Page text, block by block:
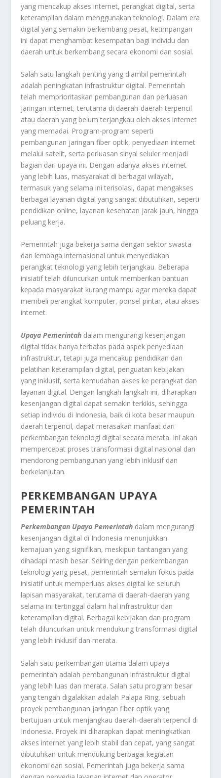
yang mencakup akses internet, perangkat digital, serta
keterampilan dalam menggunakan teknologi. Dalam era
digital yang semakin berkembang pesat, ketimpangan
ini dapat menghambat kesempatan bagi individu dan
daerah untuk berkembang secara ekonomi dan sosial.
Salah satu langkah penting yang diambil pemerintah
adalah peningkatan infrastruktur digital. Pemerintah
telah memprioritaskan pembangunan dan perluasan
jaringan internet, terutama di daerah-daerah terpencil
atau daerah yang belum terjangkau oleh akses internet
yang memadai. Program-program seperti
pembangunan jaringan fiber optik, penyediaan internet
melalui satelit, serta perluasan sinyal seluler menjadi
bagian dari upaya ini. Dengan adanya akses internet
yang lebih luas, masyarakat di berbagai wilayah,
termasuk yang selama ini terisolasi, dapat mengakses
berbagai layanan digital yang sangat dibutuhkan, seperti
pendidikan online, layanan kesehatan jarak jauh, hingga
peluang kerja.
Pemerintah juga bekerja sama dengan sektor swasta
dan lembaga internasional untuk menyediakan
perangkat teknologi yang lebih terjangkau. Beberapa
inisiatif telah diluncurkan untuk memberikan bantuan
kepada masyarakat kurang mampu agar mereka dapat
membeli perangkat komputer, ponsel pintar, atau akses
internet.
Upaya Pemerintah dalam mengurangi kesenjangan
digital tidak hanya terbatas pada aspek penyediaan
infrastruktur, tetapi juga mencakup pendidikan dan
pelatihan keterampilan digital, penguatan kebijakan
yang inklusif, serta kemudahan akses ke perangkat dan
layanan digital. Dengan langkah-langkah ini, diharapkan
kesenjangan digital dapat semakin terkikis, sehingga
setiap individu di Indonesia, baik di kota besar maupun
daerah terpencil, dapat merasakan manfaat dari
perkembangan teknologi digital secara merata. Ini akan
mempercepat proses transformasi digital nasional dan
mendorong pembangunan yang lebih inklusif dan
berkelanjutan.
PERKEMBANGAN UPAYA
PEMERINTAH
Perkembangan Upaya Pemerintah dalam mengurangi
kesenjangan digital di Indonesia menunjukkan
kemajuan yang signifikan, meskipun tantangan yang
dihadapi masih besar. Seiring dengan perkembangan
teknologi yang pesat, pemerintah semakin fokus pada
inisiatif untuk memperluas akses digital ke seluruh
lapisan masyarakat, terutama di daerah-daerah yang
selama ini tertinggal dalam hal infrastruktur dan
keterampilan digital. Berbagai kebijakan dan program
telah diluncurkan untuk mendukung transformasi digital
yang lebih inklusif dan merata.
Salah satu perkembangan utama dalam upaya
pemerintah adalah pembangunan infrastruktur digital
yang lebih luas dan merata. Salah satu program besar
yang tengah digalakkan adalah Palapa Ring, sebuah
proyek pembangunan jaringan fiber optik yang
bertujuan untuk menjangkau daerah-daerah terpencil di
Indonesia. Proyek ini diharapkan dapat meningkatkan
akses internet yang lebih stabil dan cepat, yang sangat
dibutuhkan untuk mendukung berbagai kegiatan
ekonomi dan sosial. Pemerintah juga bekerja sama